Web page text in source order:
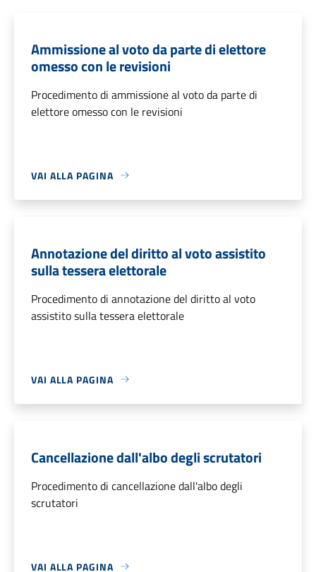
Ammissione al voto da parte di elettore
omesso con le revisioni
Procedimento di ammissione al voto da parte di
elettore omesso con le revisioni
VAI ALLA PAGINA
Annotazione del diritto al voto assistito
sulla tessera elettorale
Procedimento di annotazione del diritto al voto
assistito sulla tessera elettorale
VAI ALLA PAGINA
Cancellazione dall'albo degli scrutatori
Procedimento di cancellazione dall'albo degli
scrutatori
VAI ALLA PAGINA